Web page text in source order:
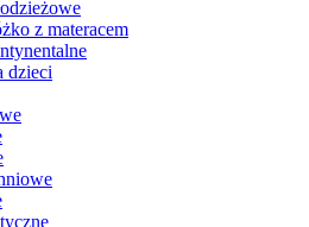
z materacem
dzieci